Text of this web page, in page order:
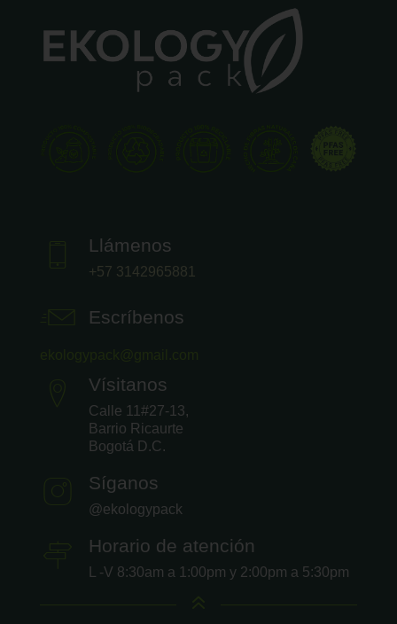
Llámenos
+57 3142965881
Escríbenos
Vísitanos
Calle 11#27-13,
Barrio Ricaurte
Bogotá D.C.
Síganos
@ekologypack
Horario de atención
L -V 8:30am a 1:00pm y 2:00pm a 5:30pm